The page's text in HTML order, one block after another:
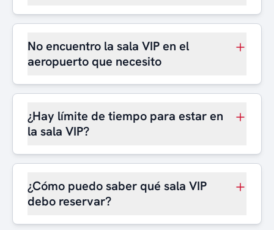
No encuentro la sala VIP en el
aeropuerto que necesito
¿Hay límite de tiempo para estar en
la sala VIP?
¿Cómo puedo saber qué sala VIP
debo reservar?